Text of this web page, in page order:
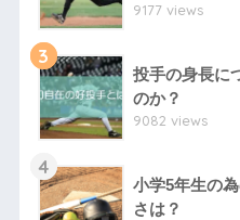
9177 views
3
投手の身長に
のか？
9082 views
4
小学5年生の
さは？